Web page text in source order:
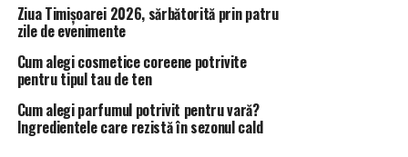
Ziua Timișoarei 2026, sărbătorită prin patru
zile de evenimente
Cum alegi cosmetice coreene potrivite
pentru tipul tau de ten
Cum alegi parfumul potrivit pentru vară?
Ingredientele care rezistă în sezonul cald